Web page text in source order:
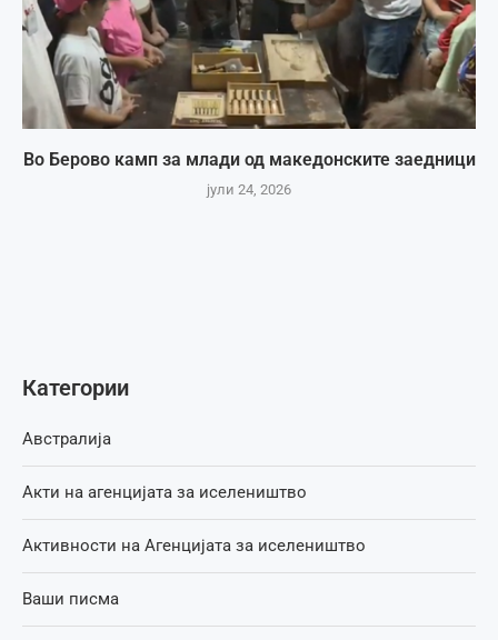
Во Берово камп за млади од македонските заедници
јули 24, 2026
Категории
Австралија
Акти на агенцијата за иселеништво
Активности на Агенцијата за иселеништво
Ваши писма